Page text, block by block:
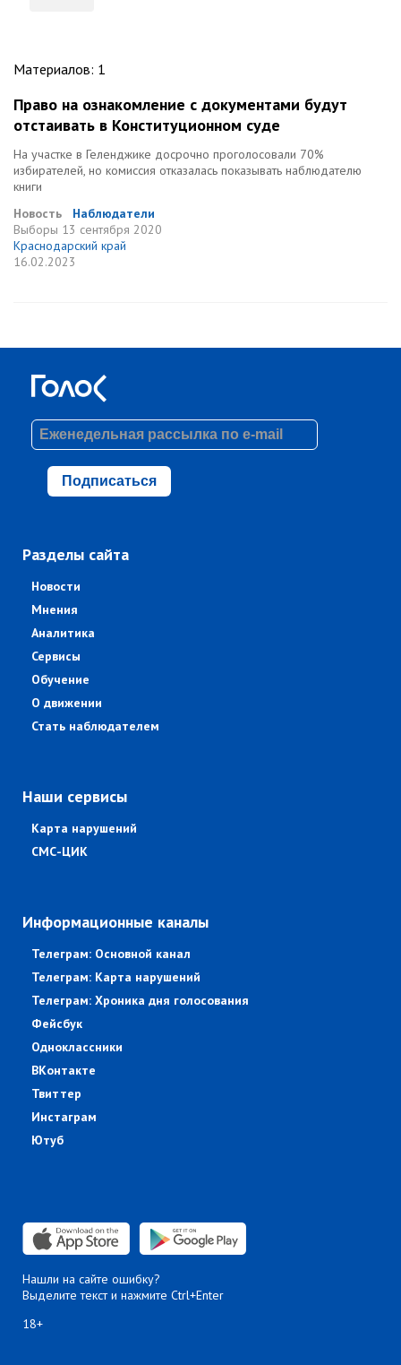
Материалов: 1
Право на ознакомление с документами будут
отстаивать в Конституционном суде
На участке в Геленджике досрочно проголосовали 70%
избирателей, но комиссия отказалась показывать наблюдателю
книги
Новость
Наблюдатели
Выборы 13 сентября 2020
Краснодарский край
16.02.2023
Подписаться
Разделы сайта
Новости
Мнения
Аналитика
Сервисы
Обучение
О движении
Стать наблюдателем
Наши сервисы
Карта нарушений
СМС-ЦИК
Информационные каналы
Телеграм: Основной канал
Телеграм: Карта нарушений
Телеграм: Хроника дня голосования
Фейсбук
Одноклассники
ВКонтакте
Твиттер
Инстаграм
Ютуб
Нашли на сайте ошибку?
Выделите текст и нажмите Ctrl+Enter
18+